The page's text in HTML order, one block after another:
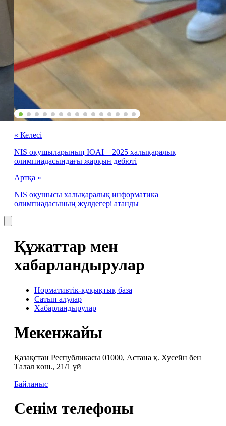
« Келесі
NIS оқушыларының IOAI – 2025 халықаралық
олимпиадасындағы жарқын дебюті
Артқа »
NIS оқушысы халықаралық информатика
олимпиадасының жүлдегері атанды
Құжаттар мен
хабарландырулар
Нормативтік-құқықтық база
Сатып алулар
Хабарландырулар
Мекенжайы
Қазақстан Республикасы 01000, Астана қ. Хусейн бен
Талал көш., 21/1 үй
Байланыс
Сенім телефоны